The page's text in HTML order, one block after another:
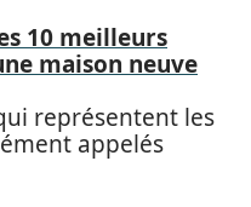
10 meilleurs
maison neuve
représentent les
appelés